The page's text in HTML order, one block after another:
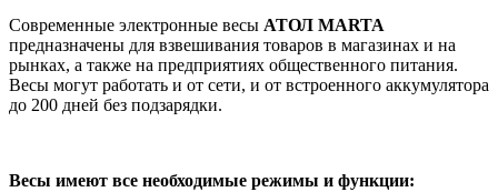
кабель
USB-
RS,
кабель
RS-
232,
с
Современные электронные весы АТОЛ MARTA
предназначены для взвешивания товаров в магазинах и на
рынках, а также на предприятиях общественного питания.
Весы могут работать и от сети, и от встроенного аккумулятора
до 200 дней без подзарядки.
Весы имеют все необходимые режимы и функции: